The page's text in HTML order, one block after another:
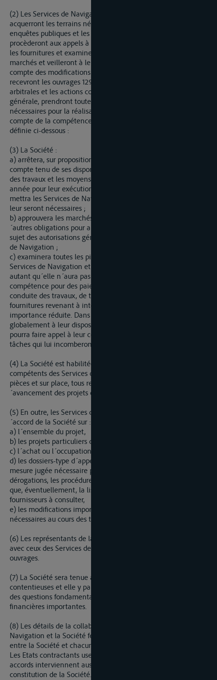
(2) Les Services de Navigation établiront les projets,
acquerront les terrains nécessaires, mèneront à bien les
enquêtes publiques et les procédures d´expropriation,
procèderont aux appels à la concurrence pour les travaux et
les fournitures et examineront les offres reçues, passeront les
marchés et veilleront à leur bonne exécution en tenant
compte des modifications pui pourraient devenir nécessaires,
recevront les ouvrages 1293 terminés, suivront les procédures
arbitrales et les actions contentieuses, et, d´une façon
générale, prendront toutes les mesures qui s´avéreraient
nécessaires pour la réalisation de l´Entreprise. Ils devront tenir
compte de la compétence de la Société telle qu´elle est
définie ci-dessous :
(3) La Société :
a) arrêtera, sur proposition des Services de Navigation et
compte tenu de ses disponibilités financières, les programmes
des travaux et les moyens financiers nécessaires chaque
année pour leur exécution ; elle se procurera les fonds et
mettra les Services de Navigation en possession de ceux qui
leur seront nécessaires ;
b) approuvera les marchés et les engagements relatifs à d
´autres obligations pour autant qu´elle n´aura pas donné à ce
sujet des autorisations générales ou particulières aux Services
de Navigation ;
c) examinera toutes les pièces de dépenses présentées par les
Services de Navigation et procédera aux paiements pour
autant qu´elle n´aura pas donné aux Services de Navigation
compétence pour des paiements directs, quand il s´agira de la
conduite des travaux, de travaux en régie, de travaux et de
fournitures revenant à intervalles réguliers ou d´une
importance réduite. Dans ce cas, la Société mettra
globalement à leur disposition les fonds nécessaires. Elle
pourra faire appel à leur concours pour l´accomplissement des
tâches qui lui incomberont au point de vue comptable.
(4) La Société est habilitée à se faire donner par les agents
compétents des Services de Navigation, notamment sur
pièces et sur place, tous renseignements et documents sur l
´avancement des projets et la marche des travaux.
(5) En outre, les Services de Navigation devront obtenir l
´accord de la Société sur :
a) l´ensemble du projet,
b) les projets particuliers de chacun des ouvrages,
c) l´achat ou l´occupation temporaire des terrains,
d) les dossiers-type d´appel à la concurrence et, dans la
mesure jugée nécessaire par la Société, les dossiers de
dérogations, les procédures d´appel à la concurrence ainsi
que, éventuellement, la liste des entrepreneurs ou
fournisseurs à consulter,
e) les modifications importantes au projet qui se révéleraient
nécessaires au cours des travaux.
(6) Les représentants de la Société procéderont en commun
avec ceux des Services de Navigation à la réception des
ouvrages.
(7) La Société sera tenue au courant des actions arbitrales et
contentieuses et elle y participera dans les cas mettant en jeu
des questions fondamentales ou comportant des incidences
financières importantes.
(8) Les détails de la collaboration entre les Services de
Navigation et la Société feront l´objet d´accords particuliers
entre la Société et chacune des Administrations intéressées.
Les Etats contractants useront de leur influence pour que les
accords interviennent aussitôt que possible après la
constitution de la Société.